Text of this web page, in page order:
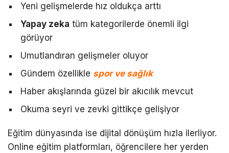
Yeni gelişmelerde hız oldukça arttı
Yapay zeka tüm kategorilerde önemli ilgi
görüyor
Umutlandıran gelişmeler oluyor
Gündem özellikle spor ve sağlık
Haber akışlarında güzel bir akıcılık mevcut
Okuma seyri ve zevki gittikçe gelişiyor
Eğitim dünyasında ise dijital dönüşüm hızla ilerliyor.
Online eğitim platformları, öğrencilere her yerden